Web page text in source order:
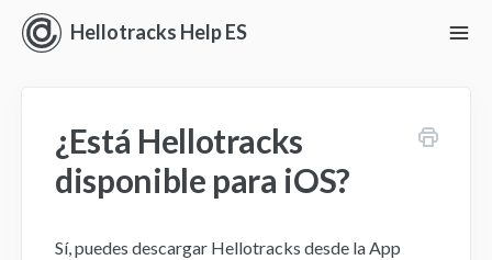
Hellotracks Help ES
En vivo
Ubicación
Despacho
¿Está Hellotracks
disponible para iOS?
Sí, puedes descargar Hellotracks desde la App